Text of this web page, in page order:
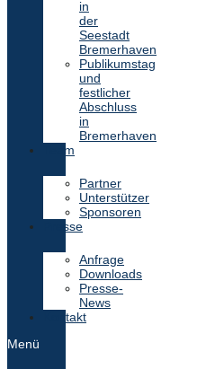
in
der
Seestadt
Bremerhaven
Publikumstag
und
festlicher
Abschluss
in
Bremerhaven
Team
Partner
Unterstützer
Sponsoren
Presse
Anfrage
Downloads
Presse-
News
Kontakt
Menü